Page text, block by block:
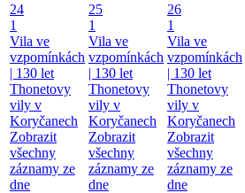
24
1
Vila ve
vzpomínkách
| 130 let
Thonetovy
vily v
Koryčanech
Zobrazit
všechny
záznamy ze
dne
25
1
Vila ve
vzpomínkách
| 130 let
Thonetovy
vily v
Koryčanech
Zobrazit
všechny
záznamy ze
dne
26
1
Vila ve
vzpomínkách
| 130 let
Thonetovy
vily v
Koryčanech
Zobrazit
všechny
záznamy ze
dne